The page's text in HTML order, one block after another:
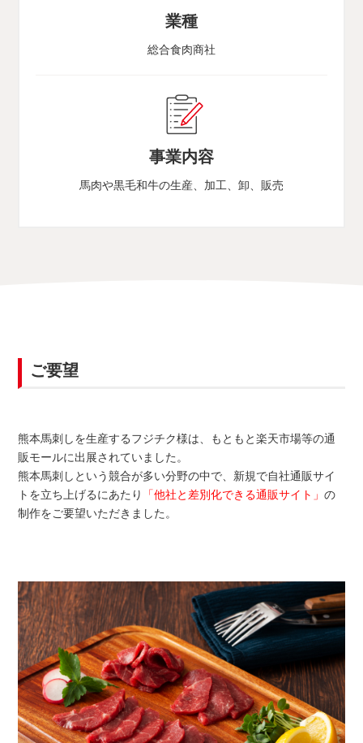
業種
総合食肉商社
事業内容
馬肉や黒毛和牛の生産、加工、卸、販売
ご要望
熊本馬刺しを生産するフジチク様は、もともと楽天市場等の通
販モールに出展されていました。
熊本馬刺しという競合が多い分野の中で、新規で自社通販サイ
トを立ち上げるにあたり
「他社と差別化できる通販サイト」の
制作をご要望いただきました。